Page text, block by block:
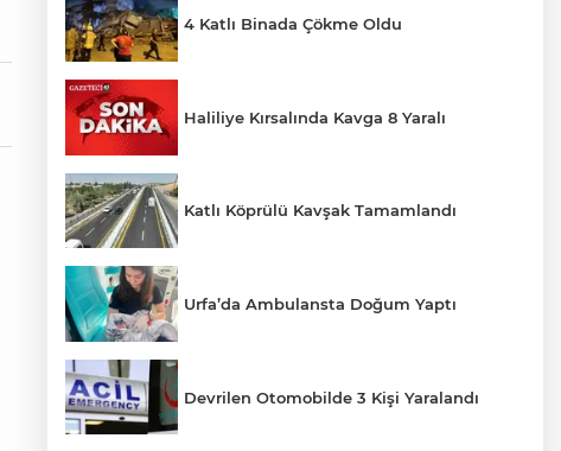
4 Katlı Binada Çökme Oldu
Haliliye Kırsalında Kavga 8 Yaralı
Katlı Köprülü Kavşak Tamamlandı
Urfa’da Ambulansta Doğum Yaptı
Devrilen Otomobilde 3 Kişi Yaralandı